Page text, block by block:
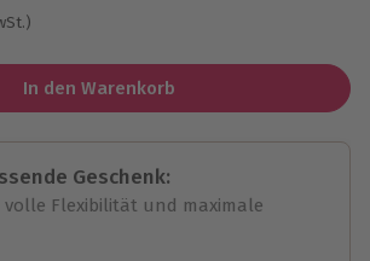
In den Warenkorb
Geschenk:
volle Flexibilität und maximale